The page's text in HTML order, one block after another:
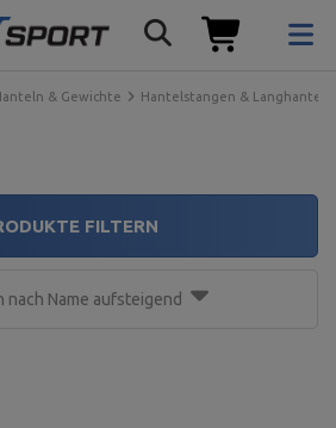
& Gewichte Hantelstangen &
nach Name aufsteigend
FILTERN